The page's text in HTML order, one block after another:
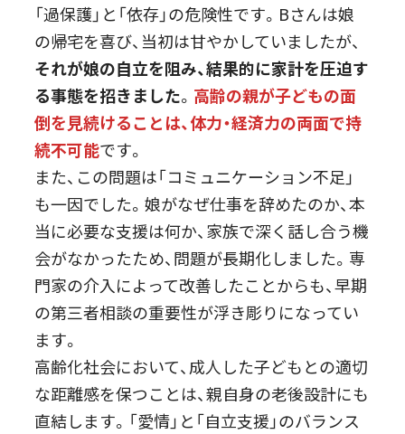
「過保護」と「依存」の危険性です。Bさんは娘
の帰宅を喜び、当初は甘やかしていましたが、
それが娘の自立を阻み、結果的に家計を圧迫す
る事態を招きました。 高齢の親が子どもの面
倒を見続けることは、体力・経済力の両面で持
続不可能です。
また、この問題は「コミュニケーション不足」
も一因でした。娘がなぜ仕事を辞めたのか、本
当に必要な支援は何か、家族で深く話し合う機
会がなかったため、問題が長期化しました。専
門家の介入によって改善したことからも、早期
の第三者相談の重要性が浮き彫りになってい
ます。
高齢化社会において、成人した子どもとの適切
な距離感を保つことは、親自身の老後設計にも
直結します。「愛情」と「自立支援」のバランス